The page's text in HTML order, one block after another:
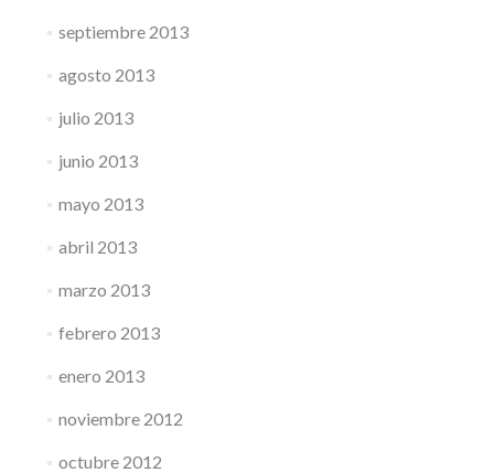
septiembre 2013
agosto 2013
julio 2013
junio 2013
mayo 2013
abril 2013
marzo 2013
febrero 2013
enero 2013
noviembre 2012
octubre 2012